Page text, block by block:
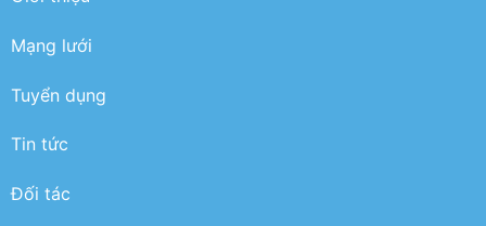
Mạng lưới
Tuyển dụng
Tin tức
Đối tác